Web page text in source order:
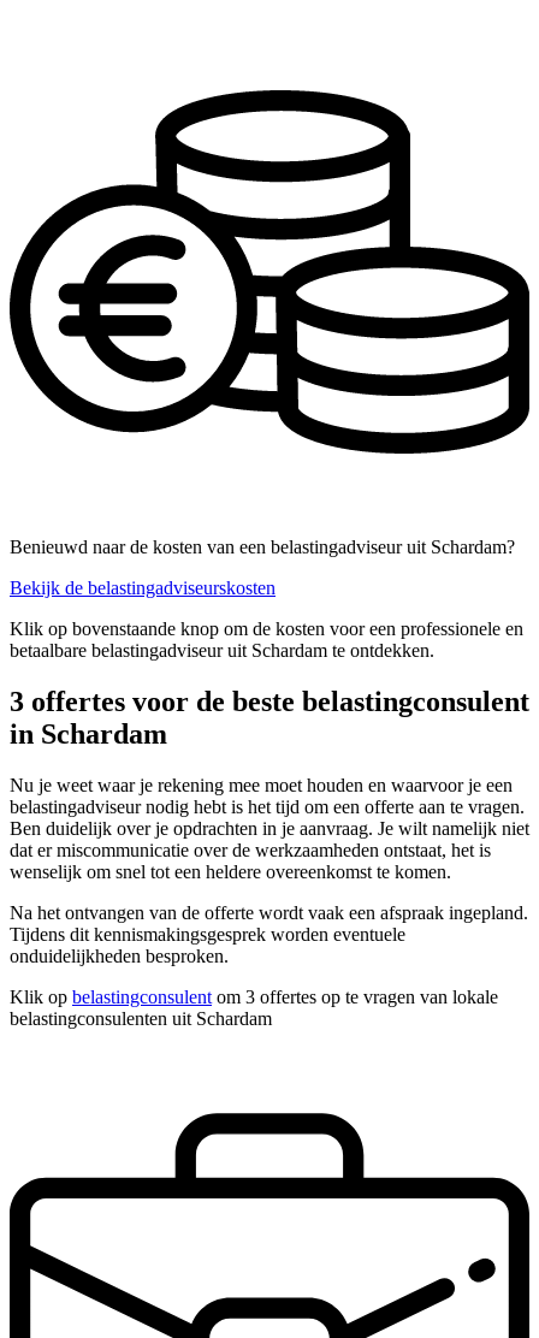
Benieuwd naar de kosten van een belastingadviseur uit Schardam?
Bekijk de belastingadviseurskosten
Klik op bovenstaande knop om de kosten voor een professionele en
betaalbare belastingadviseur uit Schardam te ontdekken.
3 offertes voor de beste belastingconsulent
in Schardam
Nu je weet waar je rekening mee moet houden en waarvoor je een
belastingadviseur nodig hebt is het tijd om een offerte aan te vragen.
Ben duidelijk over je opdrachten in je aanvraag. Je wilt namelijk niet
dat er miscommunicatie over de werkzaamheden ontstaat, het is
wenselijk om snel tot een heldere overeenkomst te komen.
Na het ontvangen van de offerte wordt vaak een afspraak ingepland.
Tijdens dit kennismakingsgesprek worden eventuele
onduidelijkheden besproken.
Klik op belastingconsulent om 3 offertes op te vragen van lokale
belastingconsulenten uit Schardam